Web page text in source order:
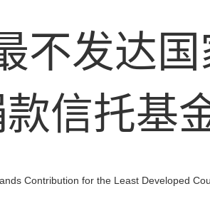
不发达国
款信托基
Contribution for the Least Developed